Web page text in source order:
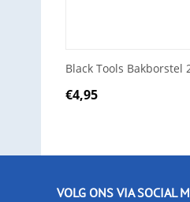
Black Tools Bakborstel
€4,95
VOLG ONS VIA SOCIAL